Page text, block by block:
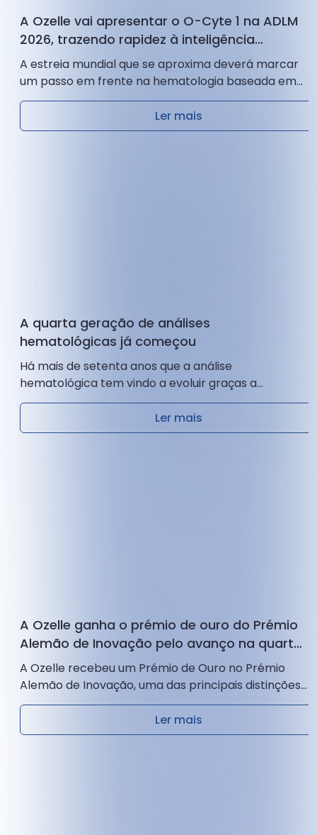
A Ozelle vai apresentar o O-Cyte 1 na ADLM
2026, trazendo rapidez à inteligência
morfológica baseada em IA
A estreia mundial que se aproxima deverá marcar
um passo em frente na hematologia baseada em
IA, impulsionando a 4.ª geração da hematologia...
Ler mais
A quarta geração de análises
hematológicas já começou
Há mais de setenta anos que a análise
hematológica tem vindo a evoluir graças a
sucessivos avanços tecnológicos. Desde a
contagem automatizada de células até à análise de
fluxo multiparamétrica...
Ler mais
A Ozelle ganha o prémio de ouro do Prémio
Alemão de Inovação pelo avanço na quarta
geração de análises hematológicas
A Ozelle recebeu um Prémio de Ouro no Prémio
Alemão de Inovação, uma das principais distinções
de inovação da Alemanha, pelo seu EHBT-50...
Ler mais